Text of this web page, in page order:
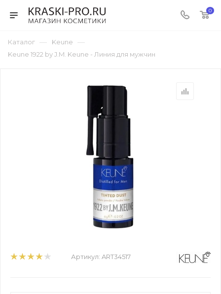
0
Каталог — Keune —
Keune 1922 by J.M. Keune - Линия для мужчин
Артикул: ART34517